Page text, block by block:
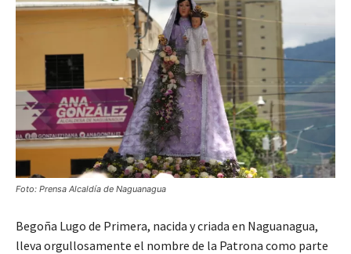
Foto: Prensa Alcaldía de Naguanagua
Begoña Lugo de Primera, nacida y criada en Naguanagua,
lleva orgullosamente el nombre de la Patrona como parte